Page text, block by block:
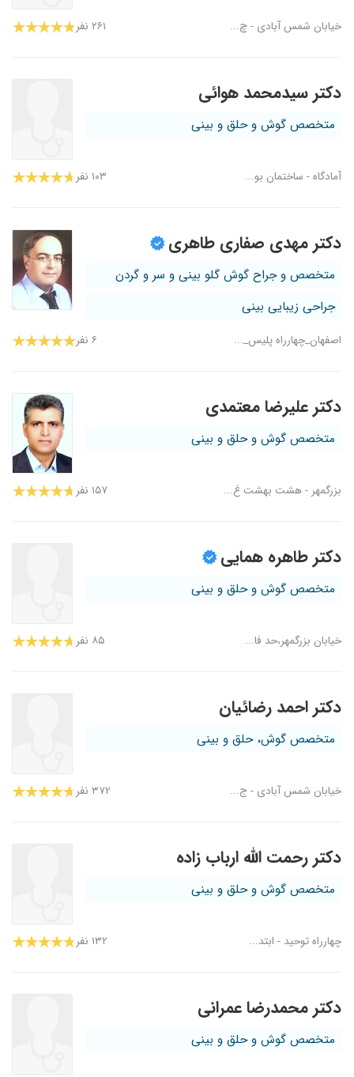
خیابان شمس آبادی - چ... ۲۶۱ نفر
دکتر سیدمحمد هوائی
متخصص گوش و حلق و بینی
آمادگاه - ساختمان بو... ۱۰۳ نفر
دکتر مهدی صفاری طاهری
متخصص و جراح گوش گلو بینی و سر و گردن
جراحی زیبایی بینی
اصفهان_چهارراه پلیس_... ۶ نفر
دکتر علیرضا معتمدی
متخصص گوش و حلق و بینی
بزرگمهر - هشت بهشت غ... ۱۵۷ نفر
دکتر طاهره همایی
متخصص گوش و حلق و بینی
خیابان بزرگمهر،حد فا... ۸۵ نفر
دکتر احمد رضائیان
متخصص گوش، حلق و بینی
خیابان شمس آبادی - ج... ۳۷۲ نفر
دکتر رحمت الله ارباب زاده
متخصص گوش و حلق و بینی
چهارراه توحید - ابتد... ۱۳۲ نفر
دکتر محمدرضا عمرانی
متخصص گوش و حلق و بینی